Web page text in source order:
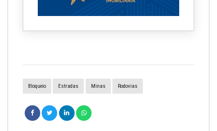
Bloqueio Estradas Minas Rodovias